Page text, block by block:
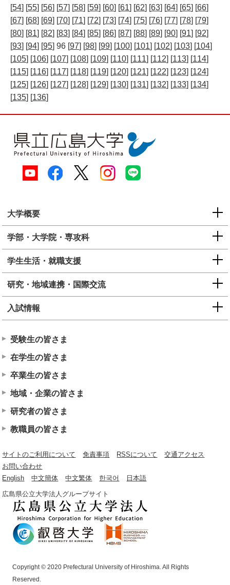
[54] [55] [56] [57] [58] [59] [60] [61] [62] [63] [64] [65] [66]
[67] [68] [69] [70] [71] [72] [73] [74] [75] [76] [77] [78] [79]
[80] [81] [82] [83] [84] [85] [86] [87] [88] [89] [90] [91] [92]
[93] [94] [95] 96 [97] [98] [99] [100] [101] [102] [103] [104]
[105] [106] [107] [108] [109] [110] [111] [112] [113] [114]
[115] [116] [117] [118] [119] [120] [121] [122] [123] [124]
[125] [126] [127] [128] [129] [130] [131] [132] [133] [134]
[135] [136]
大学概要
学部・大学院・専攻科
学生生活・就職支援
研究・地域連携・国際交流
入試情報
受験生の皆さま
在学生の皆さま
卒業生の皆さま
地域・企業の皆さま
研究者の皆さま
教職員の皆さま
サイトのご利用について 免責事項 RSSについて
交通アクセス
お問い合わせ
English
中文簡体 中文繁体 한국어 日本語
広島県公立大学法人グループサイト
Copyright © 2020 Prefectural University of Hiroshima. All Rights
Reserved.